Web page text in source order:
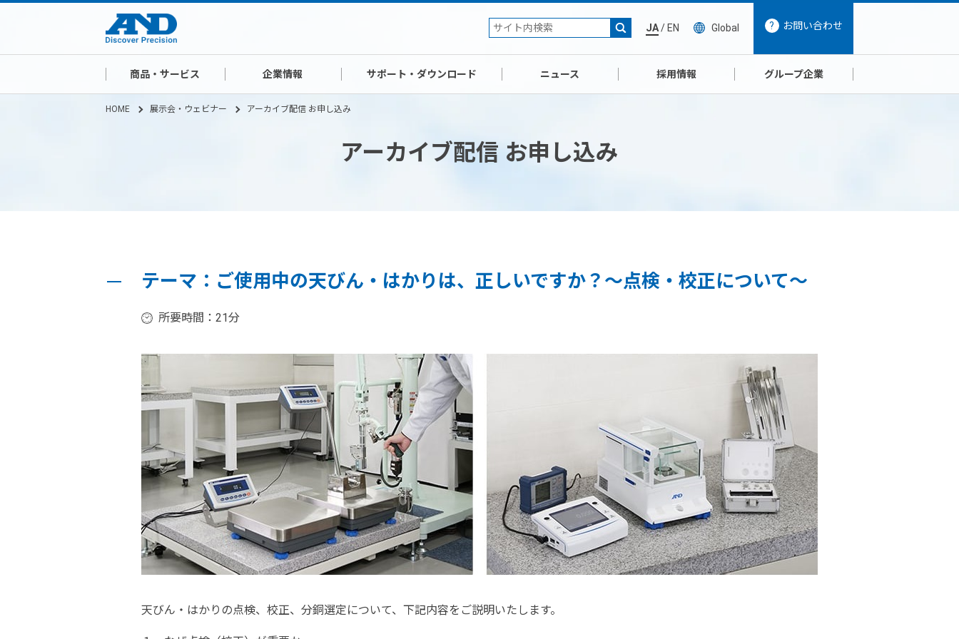
JA/ EN Global お問い合わせ
商品・サービス 企業情報 サポート・ダウンロード ニュース 採用情報 グループ企業
HOME 展示会・ウェビナー アーカイブ配信 お申し込み
アーカイブ配信 お申し込み
テーマ：ご使用中の天びん・はかりは、正しいですか？～点検・校正について～
所要時間：21分
天びん・はかりの点検、校正、分銅選定について、下記内容をご説明いたします。